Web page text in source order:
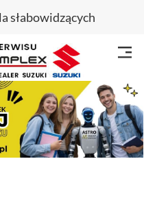
słabowidzących